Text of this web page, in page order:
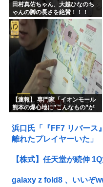
田村真佑ちゃん、大越ひなのち
ゃんの脚の長さを絶賛！！！
【乃木坂46】
【速報】 専門家「イオンモール
熊本の爆心地に”こんなもの”が
浜口氏「『FF7 リバース
離れたプレイヤーいた」
【株式】任天堂が続伸
galaxy z fold8 、いいぞ